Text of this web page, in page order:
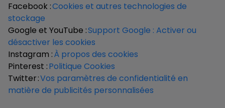
Facebook :Cookies et autres technologies de
stockage
Google et YouTube :Support Google : Activer ou
désactiver les cookies
Instagram :À propos des cookies
Pinterest :Politique Cookies
Twitter :Vos paramètres de confidentialité en
matière de publicités personnalisées